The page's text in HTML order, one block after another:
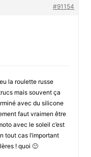
#91154
la roulette russe
mais souvent ça
avec du silicone
faut vraimen être
avec le soleil c’est
tout cas l’important
! quoi 🙂